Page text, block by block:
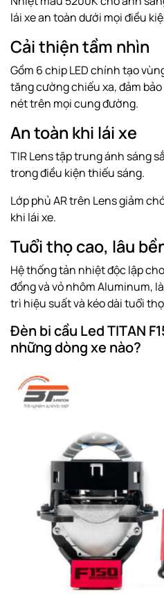
lái xe an toàn dưới mọi điều
Cải thiện tầm nhìn
Gồm 6 chip LED chính tạo
tăng cường chiếu xa, đảm
nét trên mọi cung đường.
An toàn khi lái xe
TIR Lens tập trung ánh sáng
trong điều kiện thiếu sáng.
Lớp phủ AR trên Lens giảm
khi lái xe.
Tuổi thọ cao, lâu
Hệ thống tản nhiệt độc lập
đồng và vỏ nhôm Aluminum,
trì hiệu suất và kéo dài tuổi
Đèn bi cầu Led TITAN
những dòng xe nào?